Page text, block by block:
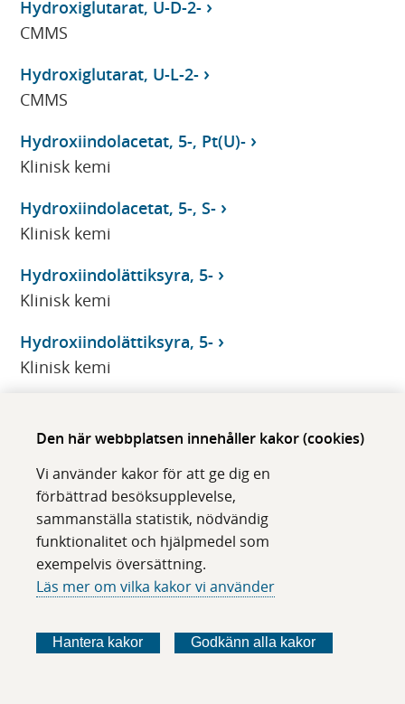
Den här webbplatsen innehåller kakor (cookies)
Vi använder kakor för att ge dig en
förbättrad besöksupplevelse,
sammanställa statistik, nödvändig
funktionalitet och hjälpmedel som
exempelvis översättning.
Läs mer om vilka kakor vi använder
Hantera kakor Godkänn alla kakor
Hydroxiglutarat, U-D-2-
CMMS
Hydroxiglutarat, U-L-2-
CMMS
Hydroxiindolacetat, 5-, Pt(U)-
Klinisk kemi
Hydroxiindolacetat, 5-, S-
Klinisk kemi
Hydroxiindolättiksyra, 5-
Klinisk kemi
Hydroxiindolättiksyra, 5-
Klinisk kemi
Klinisk kemi
Hydroxiprogesteron, 17-alfa-, S-
Klinisk kemi
hydroxismörsyra
CMMS
CMMS